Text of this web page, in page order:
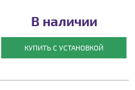
В наличии
КУПИТЬ С УСТАНОВКОЙ